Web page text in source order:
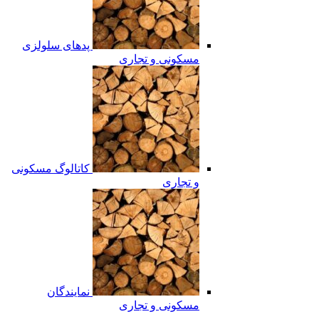
پدهای سلولزی
مسکونی و تجاری
کاتالوگ مسکونی
و تجاری
نمایندگان
مسکونی و تجاری